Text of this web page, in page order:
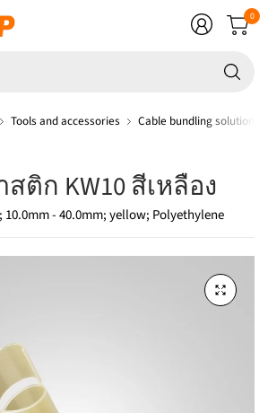
0
Tools and accessories Cable bundling solutions
ติก KW10 สีเหลือง
- 40.0mm; yellow; Polyethylene